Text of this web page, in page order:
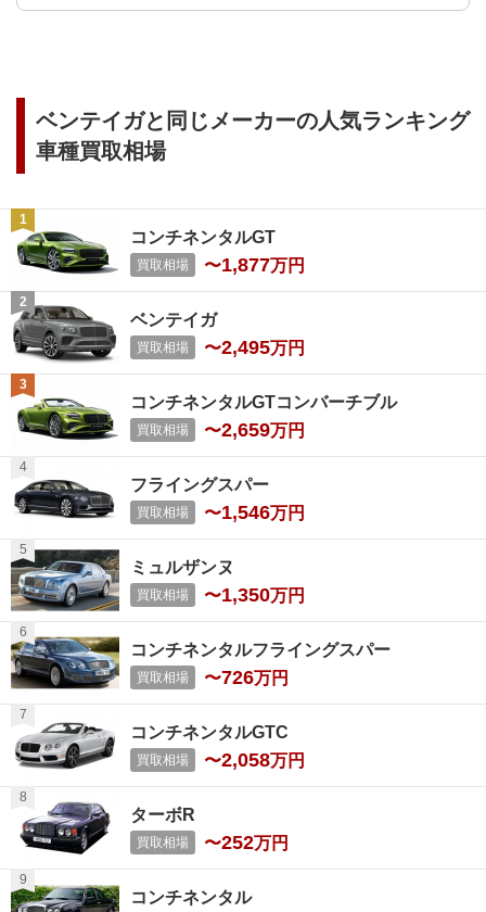
ベンテイガと同じメーカーの人気ランキング
車種買取相場
コンチネンタルGT
買取相場 〜1,877万円
ベンテイガ
買取相場 〜2,495万円
コンチネンタルGTコンバーチブル
買取相場 〜2,659万円
フライングスパー
買取相場 〜1,546万円
ミュルザンヌ
買取相場 〜1,350万円
コンチネンタルフライングスパー
買取相場 〜726万円
コンチネンタルGTC
買取相場 〜2,058万円
ターボR
買取相場 〜252万円
コンチネンタル